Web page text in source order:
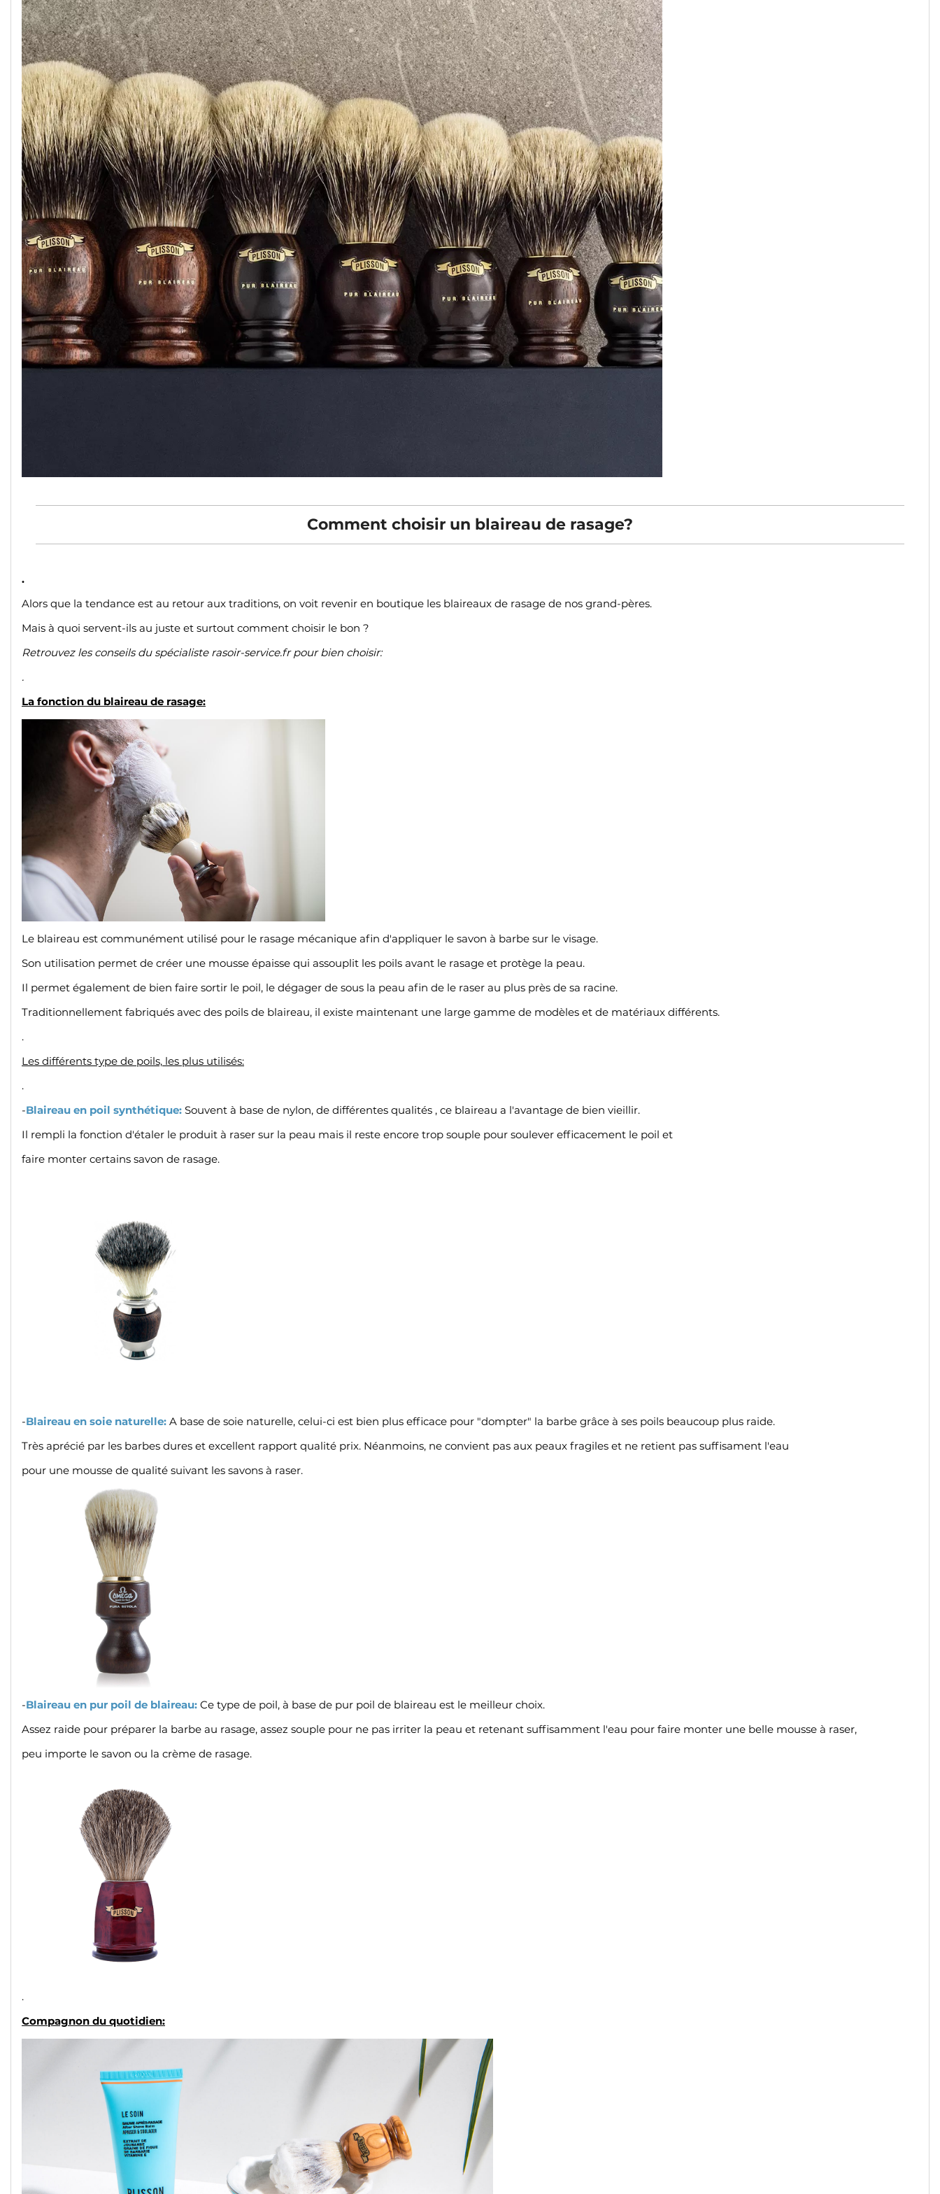
Comment choisir un blaireau de rasage?
.
Alors que la tendance est au retour aux traditions, on voit revenir en boutique les blaireaux de rasage de nos grand-pères.
Mais à quoi servent-ils au juste et surtout comment choisir le bon ?
Retrouvez les conseils du spécialiste rasoir-service.fr pour bien choisir:
.
La fonction du blaireau de rasage:
Le blaireau est communément utilisé pour le rasage mécanique afin d'appliquer le savon à barbe sur le visage.
Son utilisation permet de créer une mousse épaisse qui assouplit les poils avant le rasage et protège la peau.
Il permet également de bien faire sortir le poil, le dégager de sous la peau afin de le raser au plus près de sa racine.
Traditionnellement fabriqués avec des poils de blaireau, il existe maintenant une large gamme de modèles et de matériaux différents.
.
Les différents type de poils, les plus utilisés:
.
-Blaireau en poil synthétique: Souvent à base de nylon, de différentes qualités , ce blaireau a l'avantage de bien vieillir.
Il rempli la fonction d'étaler le produit à raser sur la peau mais il reste encore trop souple pour soulever efficacement le poil et
faire monter certains savon de rasage.
-Blaireau en soie naturelle: A base de soie naturelle, celui-ci est bien plus efficace pour "dompter" la barbe grâce à ses poils beaucoup plus raide.
Très aprécié par les barbes dures et excellent rapport qualité prix. Néanmoins, ne convient pas aux peaux fragiles et ne retient pas suffisament l'eau
pour une mousse de qualité suivant les savons à raser.
-Blaireau en pur poil de blaireau: Ce type de poil, à base de pur poil de blaireau est le meilleur choix.
Assez raide pour préparer la barbe au rasage, assez souple pour ne pas irriter la peau et retenant suffisamment l'eau pour faire monter une belle mousse à raser,
peu importe le savon ou la crème de rasage.
.
Compagnon du quotidien: